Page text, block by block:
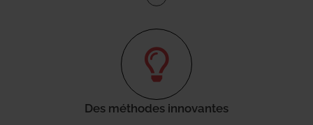
Des méthodes innovantes